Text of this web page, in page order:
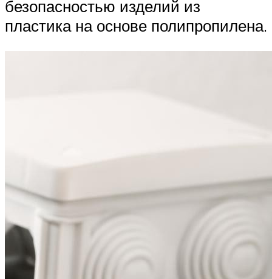
безопасностью изделий из
пластика на основе полипропилена.